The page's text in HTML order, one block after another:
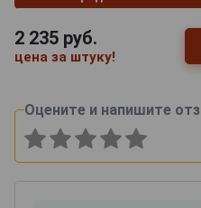
2 235 руб.
цена за штуку!
Оцените и напишите